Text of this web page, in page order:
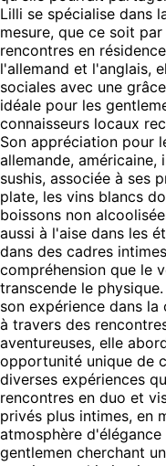
Lilli se spécialise dans
mesure, que ce soit
rencontres en
l'allemand et l'anglais,
sociales avec une
idéale pour les
connaisseurs locaux
Son appréciation pour
allemande, américaine,
sushis, associée à ses
plate, les vins blancs
boissons non
aussi à l'aise dans les
dans des cadres
compréhension que le
transcende le
son expérience dans
à travers des
aventureuses, elle
opportunité unique de
diverses expériences
rencontres en duo et
privés plus intimes, en
atmosphère
gentlemen cherchant